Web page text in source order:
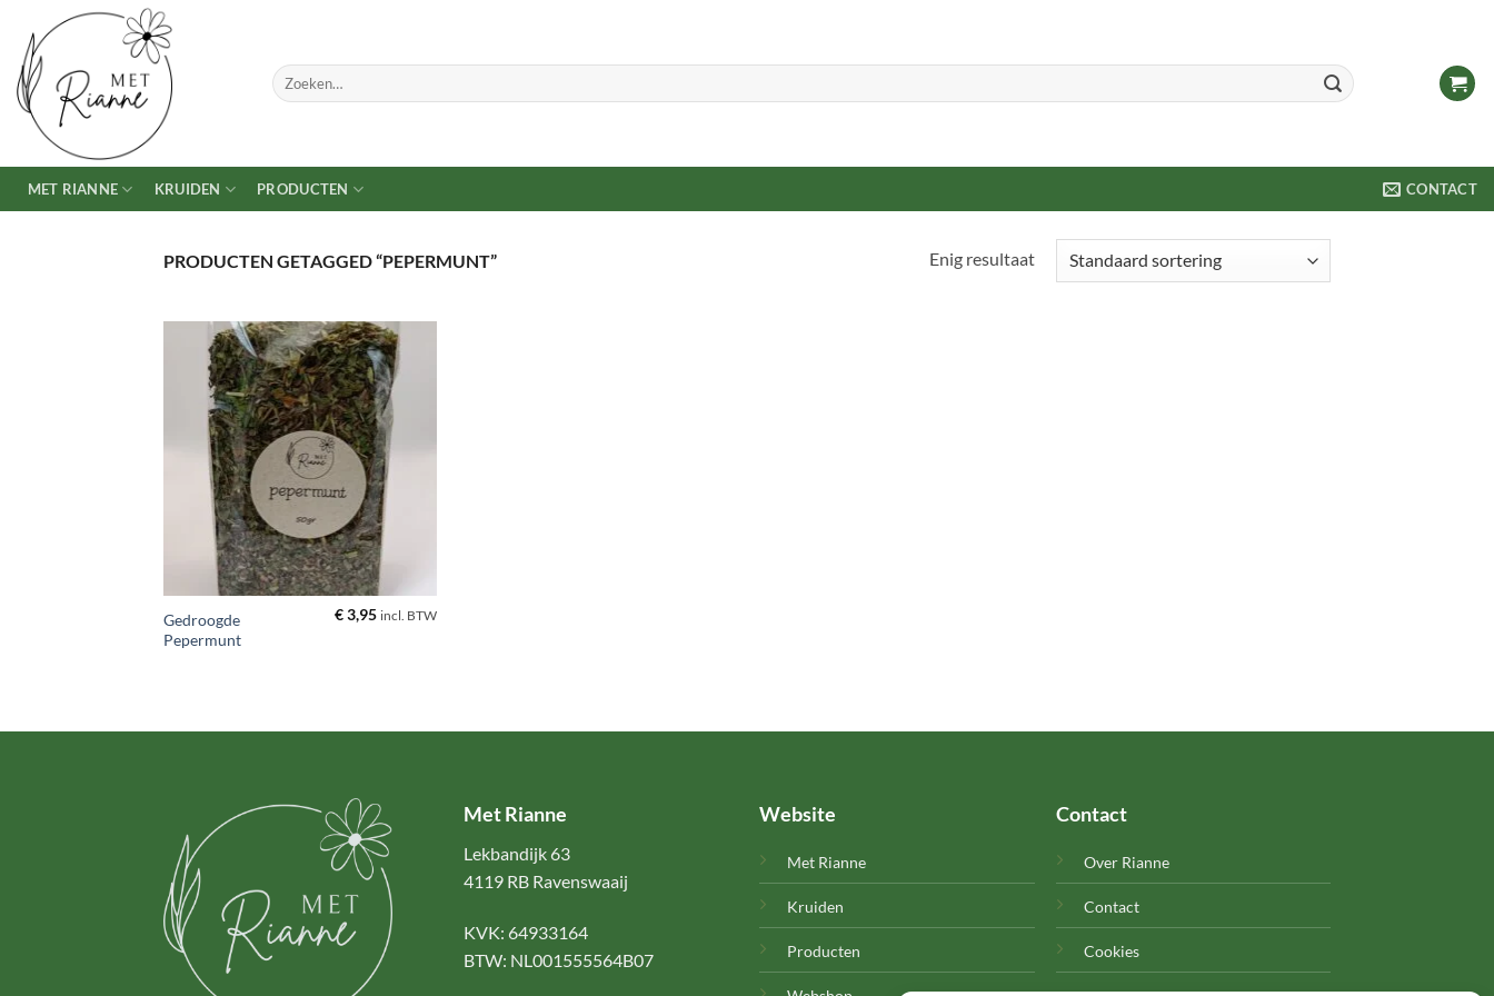
naar
inhoud
Zoeken
naar:
MET RIANNE KRUIDEN PRODUCTEN CONTACT
PRODUCTEN GETAGGED “PEPERMUNT” Enig resultaat
TOEVOEGEN
AAN
VERLANGLIJST
Gedroogde
Pepermunt
€3,95 incl. BTW
Met Rianne
Lekbandijk 63
4119 RB Ravenswaaij
KVK: 64933164
BTW: NL001555564B07
Website
Met Rianne
Kruiden
Producten
Contact
Over Rianne
Contact
Cookies